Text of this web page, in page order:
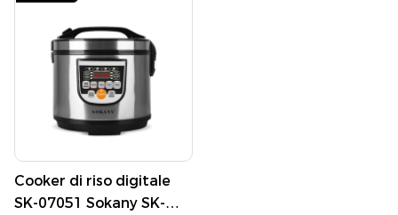
Cooker di riso digitale
SK-07051 Sokany SK-